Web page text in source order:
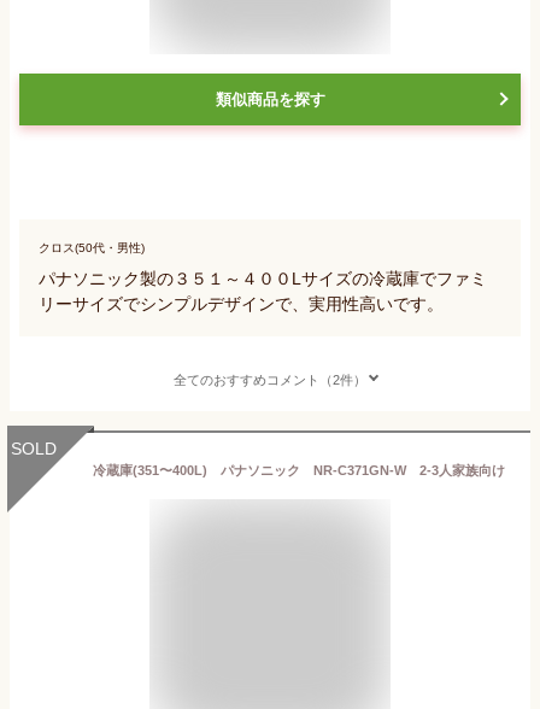
類似商品を探す
クロス(50代・男性)
パナソニック製の３５１～４００Lサイズの冷蔵庫でファミ
リーサイズでシンプルデザインで、実用性高いです。
全てのおすすめコメント（2件）
SOLD
冷蔵庫(351〜400L) パナソニック NR-C371GN-W 2-3人家族向け